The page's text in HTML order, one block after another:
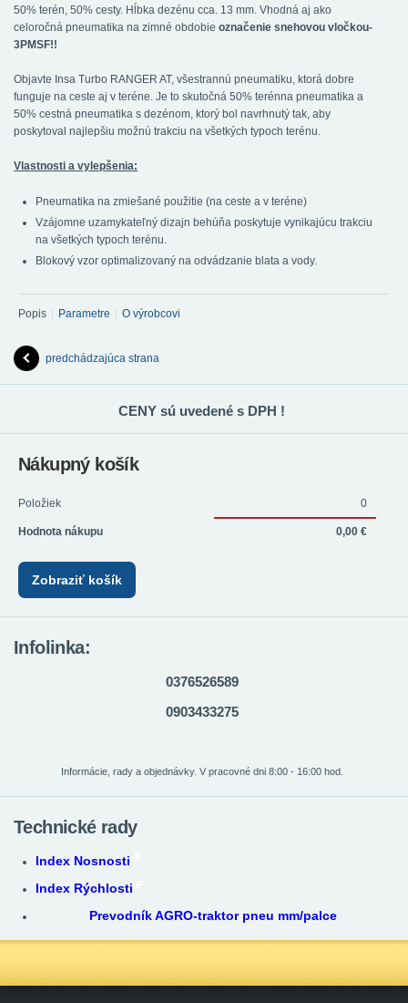
50% terén, 50% cesty. Hĺbka dezénu cca. 13 mm. Vhodná aj ako
celoročná pneumatika na zimné obdobie označenie snehovou vločkou-
3PMSF!!
Objavte Insa Turbo RANGER AT, všestrannú pneumatiku, ktorá dobre
funguje na ceste aj v teréne. Je to skutočná 50% terénna pneumatika a
50% cestná pneumatika s dezénom, ktorý bol navrhnutý tak, aby
poskytoval najlepšiu možnú trakciu na všetkých typoch terénu.
Vlastnosti a vylepšenia:
Pneumatika na zmiešané použitie (na ceste a v teréne)
Vzájomne uzamykateľný dizajn behúňa poskytuje vynikajúcu trakciu
na všetkých typoch terénu.
Blokový vzor optimalizovaný na odvádzanie blata a vody.
Popis Parametre O výrobcovi
predchádzajúca strana
CENY sú uvedené s DPH !
Nákupný košík
Položiek 0
Hodnota nákupu 0,00 €
Zobraziť košík
Infolinka:
0376526589
0903433275
Informácie, rady a objednávky. V pracovné dni 8:00 - 16:00 hod.
Technické rady
Index Nosnosti
Index Rýchlosti
Prevodník AGRO-traktor pneu mm/palce